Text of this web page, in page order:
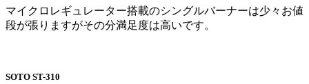
マイクロレギュレーター搭載のシングルバーナーは少々お値
段が張りますがその分満足度は高いです。
SOTO ST-310